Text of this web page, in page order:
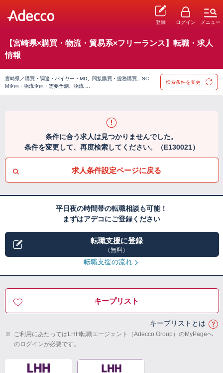
登録 ログイン メニュー
【宮崎県×購買・物流・貿易系×フリーランス】転職・求人
情報
宮崎県／購買・調達・バイヤー・MD、間接購買・総務購買、SC
M企画・物流企画・需要予測、物流 …
検索条件を変更
条件に合う求人は見つかりませんでした。
条件を変更して、再度検索してください。（E130021）
求人条件設定ページに戻る
平日夜の時間帯の転職相談も可能！
まずはアデコにご登録ください
転職支援に登録
（無料）
転職支援の流れ
キープリスト
キープリストとは
※ ご利用にあたってはLHH転職エージェント（Adecco Group）のMyPageへ
のログインが必要です。